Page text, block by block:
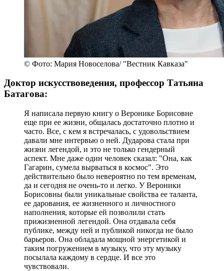
© Фото: Мария Новоселова/ "Вестник Кавказа"
Доктор искусствоведения, профессор Татьяна
Батагова:
Я написала первую книгу о Веронике Борисовне
еще при ее жизни, общалась достаточно плотно и
часто. Все, с кем я встречалась, с удовольствием
давали мне интервью о ней. Дударова стала при
жизни легендой, и это не только гендерный
аспект. Мне даже один человек сказал: "Она, как
Гагарин, сумела вырваться в космос". Это
действительно было невероятно по тем временам,
да и сегодня не очень-то и легко. У Вероники
Борисовны были уникальные свойства ее таланта,
ее дарования, ее жизненного и личностного
наполнения, которые ей позволили стать
прижизненной легендой. Она отдавала себя
публике, между ней и публикой никогда не было
барьеров. Она обладала мощной энергетикой и
таким погружением в музыку, что эту музыку
посылала каждому в сердце. И все это
чувствовали.